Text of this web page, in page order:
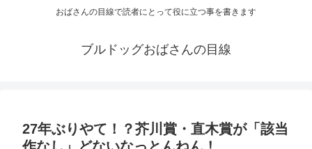
おばさんの目線で読者にとって役に立つ事を書きます
ブルドッグおばさんの目線
27年ぶりやて！？芥川賞・直木賞が「該当